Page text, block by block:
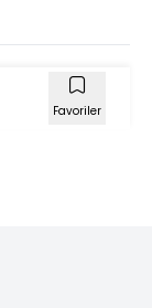
Favoriler